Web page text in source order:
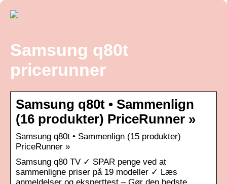
Samsung q80t
pricerunner
Samsung q80t • Sammenlign
(16 produkter) PriceRunner »
Samsung q80t • Sammenlign (15 produkter)
PriceRunner »
Samsung q80 TV ✓ SPAR penge ved at
sammenligne priser på 19 modeller ✓ Læs
anmeldelser og eksperttest – Gør den bedste